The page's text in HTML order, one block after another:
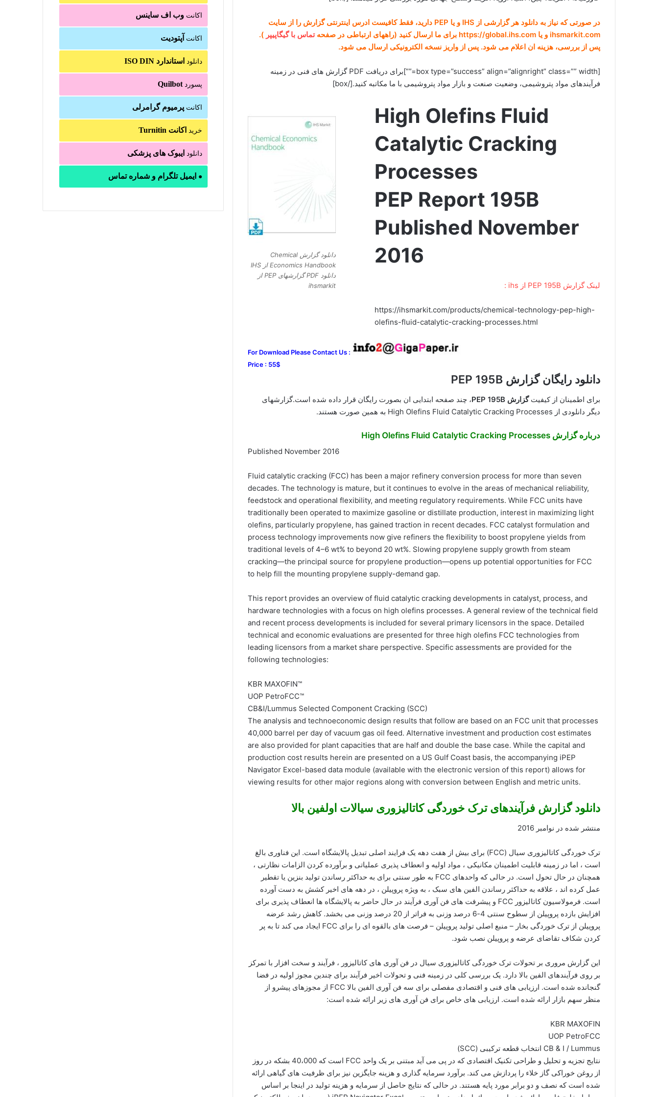
در صورتی که نیاز به دانلود هر گزارشی از IHS و یا PEP دارید، فقط کافیست ادرس اینترنتی گزارش را از سایت
ihsmarkit.com و یا https://global.ihs.com برای ما ارسال کنید (راههای ارتباطی در صفحه
تماس با گیگاپیپر ).
پس از بررسی، هزینه ان اعلام می شود. پس از واریز نسخه الکترونیکی ارسال می شود.
[box type=”success” align=”alignright” class=”” width=””]برای دریافت PDF گزارش های فنی در زمينه
فرآيندهای مواد پتروشيمی، وضعيت صنعت و بازار مواد پتروشيمی با ما مکاتبه کنید.[/box]
دانلود گزارش Chemical
Economics Handbook از IHS
دانلود PDF گزارشهای PEP از
ihsmarkit
High Olefins Fluid
Catalytic Cracking
Processes
PEP Report 195B
Published November
2016
لینک گزارش PEP 195B از ihs :
https://ihsmarkit.com/products/chemical-technology-pep-high-
olefins-fluid-catalytic-cracking-processes.html
For Download Please Contact Us :
Price : 55$
دانلود رایگان گزارش PEP 195B
برای اطمینان از کیفیتگزارش PEP 195B
، چند صفحه ابتدایی ان بصورت رایگان قرار داده شده است.گزارشهای
دیگر دانلودی از High Olefins Fluid Catalytic Cracking Processes به همین صورت هستند.
دربارهگزارش High Olefins Fluid Catalytic Cracking Processes
Published November 2016
Fluid catalytic cracking (FCC) has been a major refinery conversion process for more than seven
decades. The technology is mature, but it continues to evolve in the areas of mechanical reliability,
feedstock and operational flexibility, and meeting regulatory requirements. While FCC units have
traditionally been operated to maximize gasoline or distillate production, interest in maximizing light
olefins, particularly propylene, has gained traction in recent decades. FCC catalyst formulation and
process technology improvements now give refiners the flexibility to boost propylene yields from
traditional levels of 4–6 wt% to beyond 20 wt%. Slowing propylene supply growth from steam
cracking—the principal source for propylene production—opens up potential opportunities for FCC
to help fill the mounting propylene supply-demand gap.
This report provides an overview of fluid catalytic cracking developments in catalyst, process, and
hardware technologies with a focus on high olefins processes. A general review of the technical field
and recent process developments is included for several primary licensors in the space. Detailed
technical and economic evaluations are presented for three high olefins FCC technologies from
leading licensors from a market share perspective. Specific assessments are provided for the
following technologies:
KBR MAXOFIN™
UOP PetroFCC™
CB&I/Lummus Selected Component Cracking (SCC)
The analysis and technoeconomic design results that follow are based on an FCC unit that processes
40,000 barrel per day of vacuum gas oil feed. Alternative investment and production cost estimates
are also provided for plant capacities that are half and double the base case. While the capital and
production cost results herein are presented on a US Gulf Coast basis, the accompanying iPEP
Navigator Excel-based data module (available with the electronic version of this report) allows for
viewing results for other major regions along with conversion between English and metric units.
دانلود گزارش فرآیندهای ترک خوردگی کاتالیزوری سیالات اولفین بالا
منتشر شده در نوامبر 2016
ترک خوردگی کاتالیزوری سیال (FCC) برای بیش از هفت دهه یک فرایند اصلی تبدیل پالایشگاه است. این فناوری بالغ
است ، اما در زمینه قابلیت اطمینان مکانیکی ، مواد اولیه و انعطاف پذیری عملیاتی و برآورده کردن الزامات نظارتی ،
همچنان در حال تحول است. در حالی که واحدهای FCC به طور سنتی برای به حداکثر رساندن تولید بنزین یا تقطیر
عمل کرده اند ، علاقه به حداکثر رساندن الفین های سبک ، به ویژه پروپیلن ، در دهه های اخیر کشش به دست آورده
است. فرمولاسیون کاتالیزور FCC و پیشرفت های فن آوری فرآیند در حال حاضر به پالایشگاه ها انعطاف پذیری برای
افزایش بازده پروپیلن از سطوح سنتی 4-6 درصد وزنی به فراتر از 20 درصد وزنی می بخشد. کاهش رشد عرضه
پروپیلن از ترک خوردگی بخار – منبع اصلی تولید پروپیلن – فرصت های بالقوه ای را برای FCC ایجاد می کند تا به پر
کردن شکاف تقاضای عرضه و پروپیلن نصب شود.
این گزارش مروری بر تحولات ترک خوردگی کاتالیزوری سیال در فن آوری های کاتالیزور ، فرآیند و سخت افزار با تمرکز
بر روی فرآیندهای الفین بالا دارد. یک بررسی کلی در زمینه فنی و تحولات اخیر فرآیند برای چندین مجوز اولیه در فضا
گنجانده شده است. ارزیابی های فنی و اقتصادی مفصلی برای سه فن آوری الفین بالا FCC از مجوزهای پیشرو از
منظر سهم بازار ارائه شده است. ارزیابی های خاص برای فن آوری های زیر ارائه شده است:
KBR MAXOFIN
UOP PetroFCC
CB & I / Lummus انتخاب قطعه ترکیبی (SCC)
نتایج تجزیه و تحلیل و طراحی تکنیک اقتصادی که در پی می آید مبتنی بر یک واحد FCC است که 40،000 بشکه در روز
از روغن خوراکی گاز خلاء را پردازش می کند. برآورد سرمایه گذاری و هزینه جایگزین نیز برای ظرفیت های گیاهی ارائه
شده است که نصف و دو برابر مورد پایه هستند. در حالی که نتایج حاصل از سرمایه و هزینه تولید در اینجا بر اساس
اکانتوب اف ساینس
اکانت آپتودیت
دانلود استاندارد ISO DIN
پسوردQuilbot
اکانتپرمیوم گرامرلی
خرید اکانت Turnitin
دانلود ایبوک های پزشکی
● ایمیل تلگرام و شماره تماس